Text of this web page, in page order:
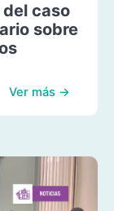
del caso
sobre
Ver más →